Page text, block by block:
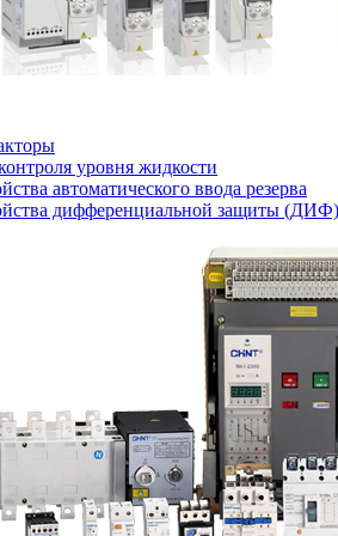
уровня жидкости
автоматического ввода резерва
дифференциальной защиты (ДИФ)